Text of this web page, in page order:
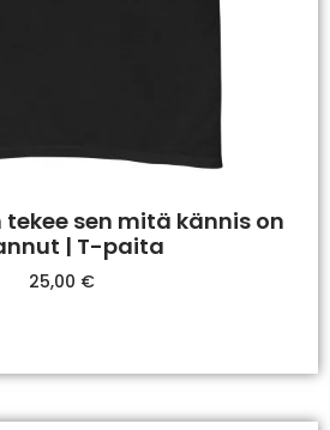
sen mitä kännis on
| T-paita
25,00 €